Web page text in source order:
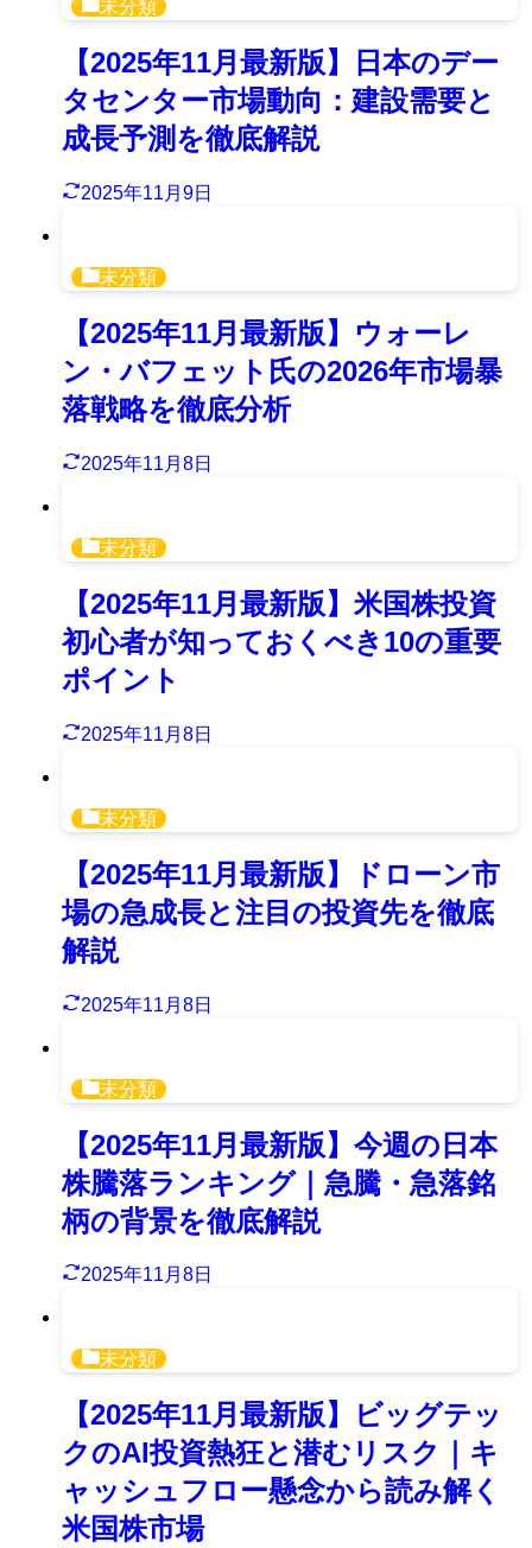
未分類
【2025年11月最新版】日本のデー
タセンター市場動向：建設需要と
成長予測を徹底解説
2025年11月9日
未分類
【2025年11月最新版】ウォーレ
ン・バフェット氏の2026年市場暴
落戦略を徹底分析
2025年11月8日
未分類
【2025年11月最新版】米国株投資
初心者が知っておくべき10の重要
ポイント
2025年11月8日
未分類
【2025年11月最新版】ドローン市
場の急成長と注目の投資先を徹底
解説
2025年11月8日
未分類
【2025年11月最新版】今週の日本
株騰落ランキング｜急騰・急落銘
柄の背景を徹底解説
2025年11月8日
未分類
【2025年11月最新版】ビッグテッ
クのAI投資熱狂と潜むリスク｜キ
ャッシュフロー懸念から読み解く
米国株市場